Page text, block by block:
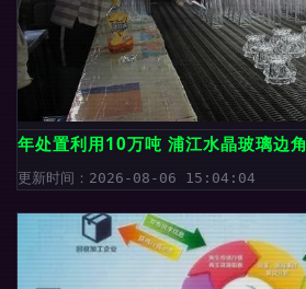
年处置利用10万吨 浦江水晶玻璃边
更新时间：2026-08-06 15:04:04